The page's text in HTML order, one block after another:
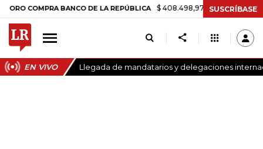
BANCO DE LA REPÚBLICA $ 408.498,97 +$ 8.753,81 +2,19%
SUSCRÍBASE
EN VIVO Llegada de mandatarios y delegaciones